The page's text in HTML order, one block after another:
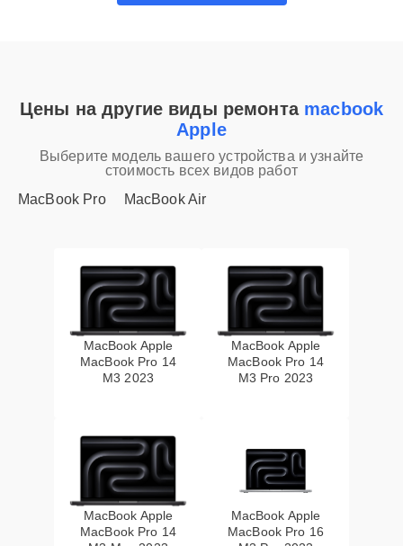
Цены на другие виды ремонта macbook
Apple
Выберите модель вашего устройства и узнайте
стоимость всех видов работ
MacBook Pro
MacBook Air
MacBook Apple
MacBook Pro 14
M3 2023
MacBook Apple
MacBook Pro 14
M3 Pro 2023
MacBook Apple
MacBook Pro 14
MacBook Apple
MacBook Pro 16